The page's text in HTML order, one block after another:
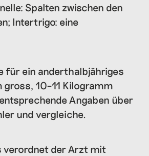
Spalten zwischen den
Intertrigo: eine
für ein anderthalbjähriges
gross, 10–11 Kilogramm
Angaben über
und vergleiche.
verordnet der Arzt mit